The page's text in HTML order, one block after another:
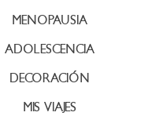
MENOPAUSIA
ADOLESCENCIA
DECORACIÓN
MIS VIAJES